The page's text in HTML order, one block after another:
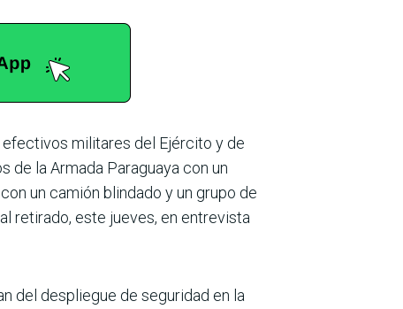
efectivos militares del Ejército y de
de la Armada Paraguaya con un
un camión blindado y un grupo de
retirado, este jueves, en entrevista
del despliegue de seguridad en la